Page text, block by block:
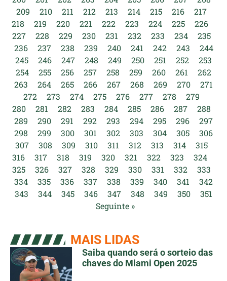
209
210 211 212 213 214 215 216
217
218
219 220 221 222 223 224 225
226
227
228 229 230 231 232 233 234
235
236
237 238 239 240 241 242 243
244
245
246 247 248 249 250 251 252
253
254
255 256 257 258 259 260 261
262
263
264 265 266 267 268 269 270
271
272
273 274 275 276 277 278
279
280
281 282 283 284 285 286 287
288
289
290 291 292 293 294 295 296
297
298
299 300 301 302 303 304 305
306
307
308 309 310 311 312 313 314
315
316
317 318 319 320 321 322 323
324
325
326 327 328 329 330 331 332
333
334
335 336 337 338 339 340 341
342
343
344 345 346 347 348 349 350
351
Seguinte »
MAIS LIDAS
Saiba quando será o sorteio das
chaves do Miami Open 2025